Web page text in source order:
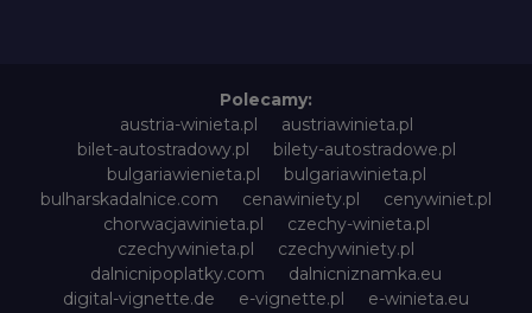
Polecamy:
austria-winieta.pl
austriawinieta.pl
bilet-autostradowy.pl
bilety-autostradowe.pl
bulgariawienieta.pl
bulgariawinieta.pl
bulharskadalnice.com
cenawiniety.pl
cenywiniet.pl
chorwacjawinieta.pl
czechy-winieta.pl
czechywinieta.pl
czechywiniety.pl
dalnicnipoplatky.com
dalnicniznamka.eu
digital-vignette.de
e-vignette.pl
e-winieta.eu